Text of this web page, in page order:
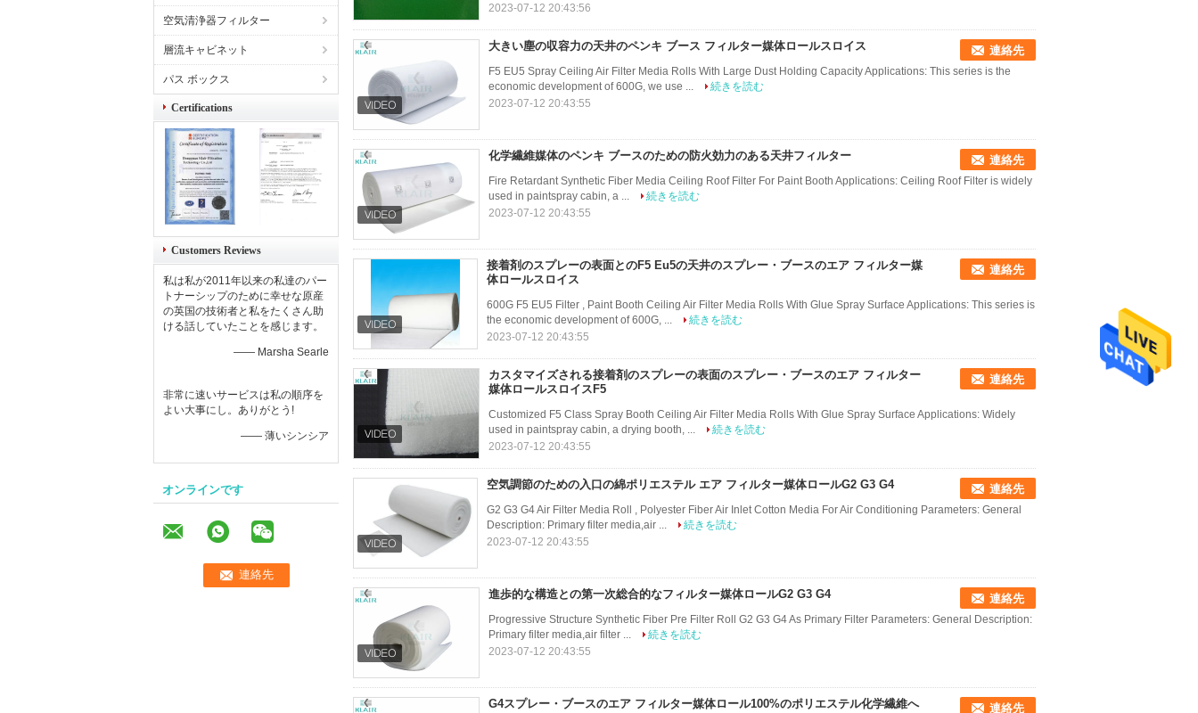
空気清浄器フィルター
層流キャビネット
パス ボックス
Certifications
Customers Reviews
私は私が2011年以来の私達のパー
トナーシップのために幸せな原産
の英国の技術者と私をたくさん助
ける話していたことを感じます。
—— Marsha Searle
非常に速いサービスは私の順序を
よい大事にし。ありがとう!
—— 薄いシンシア
オンラインです
2023-07-12 20:43:56
大きい塵の収容力の天井のペンキ ブース フィルター媒体ロールスロイス 連絡先
F5 EU5 Spray Ceiling Air Filter Media Rolls With Large Dust Holding Capacity Applications: This series is the
economic development of 600G, we use ...
続きを読む
2023-07-12 20:43:55
化学繊維媒体のペンキ ブースのための防火効力のある天井フィルター 連絡先
Fire Retardant Synthetic Fiber Media Ceiling Roof Filter For Paint Booth Applications: Ceiling Roof Filter is widely
used in paintspray cabin, a ...
続きを読む
2023-07-12 20:43:55
接着剤のスプレーの表面とのF5 Eu5の天井のスプレー・ブースのエア フィルター媒
体ロールスロイス
連絡先
600G F5 EU5 Filter , Paint Booth Ceiling Air Filter Media Rolls With Glue Spray Surface Applications: This series is
the economic development of 600G, ...
続きを読む
2023-07-12 20:43:55
カスタマイズされる接着剤のスプレーの表面のスプレー・ブースのエア フィルター
媒体ロールスロイスF5
連絡先
Customized F5 Class Spray Booth Ceiling Air Filter Media Rolls With Glue Spray Surface Applications: Widely
used in paintspray cabin, a drying booth, ...
続きを読む
2023-07-12 20:43:55
空気調節のための入口の綿ポリエステル エア フィルター媒体ロールG2 G3 G4 連絡先
G2 G3 G4 Air Filter Media Roll , Polyester Fiber Air Inlet Cotton Media For Air Conditioning Parameters: General
Description: Primary filter media,air ...
続きを読む
2023-07-12 20:43:55
進歩的な構造との第一次総合的なフィルター媒体ロールG2 G3 G4 連絡先
Progressive Structure Synthetic Fiber Pre Filter Roll G2 G3 G4 As Primary Filter Parameters: General Description:
Primary filter media,air filter ...
続きを読む
2023-07-12 20:43:55
G4スプレー・ブースのエア フィルター媒体ロール100%のポリエステル化学繊維へ
連絡先